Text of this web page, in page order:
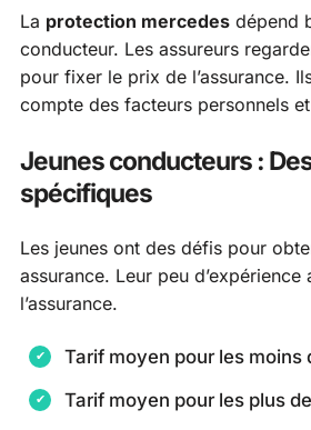
La protection mercedes dépend
conducteur. Les assureurs
pour fixer le prix de l’assurance.
compte des facteurs personnels
Jeunes conducteurs :
spécifiques
Les jeunes ont des défis pour
assurance. Leur peu
l’assurance.
Tarif moyen pour les moins
Tarif moyen pour les plus